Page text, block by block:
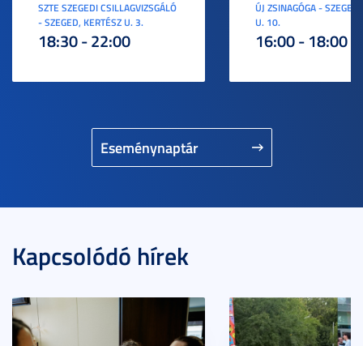
Eseménynaptár
SZTE SZEGEDI CSILLAGVIZSGÁLÓ
- SZEGED, KERTÉSZ U. 3.
18:30 - 22:00
ÚJ ZSINAGÓGA -
U. 10.
16:00 - 18:00
Kapcsolódó hírek